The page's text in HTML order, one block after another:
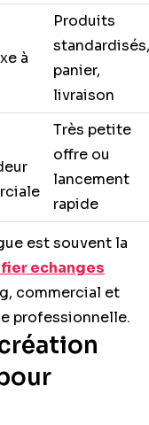
à
Produits
standardisés,
panier,
livraison
Très petite
offre ou
lancement
rapide
est souvent la
echanges
commercial et
professionnelle.